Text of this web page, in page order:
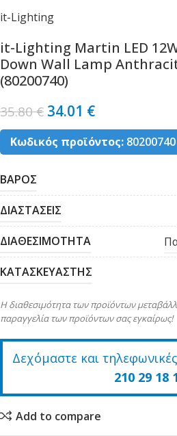
it-Lighting
it-Lighting Martin LED
Down Wall Lamp
(80200740)
35.80€ 34.01 €
Κωδικός προϊόντος: 80200740
ΒΑΡΟΣ
ΔΙΑΣΤΑΣΕΙΣ
ΔΙΑΘΕΣΙΜΟΤΗΤΑ
ΚΑΤΑΣΚΕΥΑΣΤΗΣ
Η διαθεσιμότητα των προϊόντων
παραγγελία των προϊόντων σας εγκαίρως!
Δεχόμαστε και
210 29 18
Add to compare